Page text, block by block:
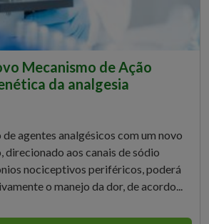
Mecanismo de Ação
da analgesia
agentes analgésicos com um novo
direcionado aos canais de sódio
nociceptivos periféricos, poderá
o manejo da dor, de acordo...